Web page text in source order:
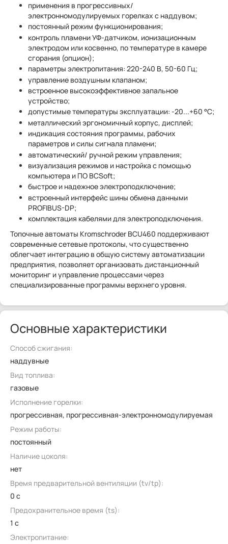
применения в прогрессивных/
электронномодулируемых горелках с наддувом;
постоянный режим функционирования;
контроль пламени УФ-датчиком, ионизационным
электродом или косвенно, по температуре в камере
сгорания (опцион);
параметры электропитания: 220-240 В, 50-60 Гц;
управление воздушным клапаном;
встроенное высокоэффективное запальное
устройство;
допустимые температуры эксплуатации: -20...+60 °C;
металлический эргономичный корпус, дисплей;
индикация состояния программы, рабочих
параметров и силы сигнала пламени;
автоматический/ ручной режим управления;
визуализация режимов и настройка с помощью
компьютера и ПО BCSoft;
быстрое и надежное электроподключение;
встроенный интерфейс шины обмена данными
PROFIBUS-DP;
комплектация кабелями для электроподключения.
Топочные автоматы Kromschroder BCU460 поддерживают
современные сетевые протоколы, что существенно
облегчает интеграцию в общую систему автоматизации
предприятия, позволяет организовать дистанционный
мониторинг и управление процессами через
специализированные программы верхнего уровня.
Основные характеристики
Способ сжигания:
наддувные
Вид топлива:
газовые
Исполнение горелки:
прогрессивная, прогрессивная-электронномодулируемая
Режим работы:
постоянный
Наличие цоколя:
нет
Время предварительной вентиляции (tv/tp):
0 с
Предохранительное время (ts):
1 с
Электропитание: